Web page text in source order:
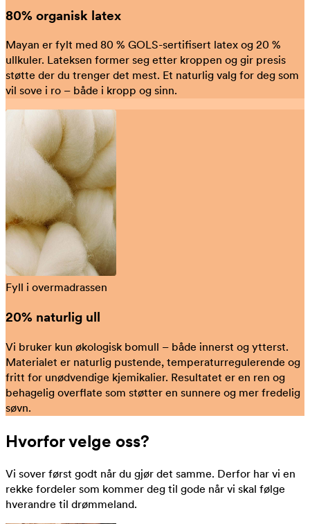
80% organisk latex
Mayan er fylt med 80 % GOLS-sertifisert latex og 20 %
ullkuler. Lateksen former seg etter kroppen og gir presis
støtte der du trenger det mest. Et naturlig valg for deg som
vil sove i ro – både i kropp og sinn.
Fyll i overmadrassen
20% naturlig ull
Vi bruker kun økologisk bomull – både innerst og ytterst.
Materialet er naturlig pustende, temperaturregulerende og
fritt for unødvendige kjemikalier. Resultatet er en ren og
behagelig overflate som støtter en sunnere og mer fredelig
søvn.
Hvorfor velge oss?
Vi sover først godt når du gjør det samme. Derfor har vi en
rekke fordeler som kommer deg til gode når vi skal følge
hverandre til drømmeland.